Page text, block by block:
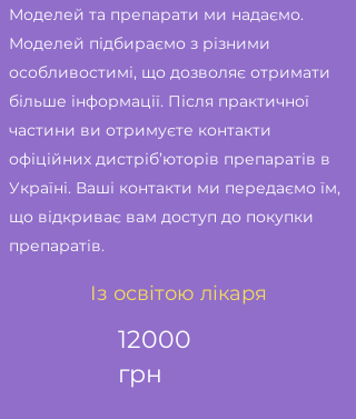
Моделей та препарати ми надаємо.
Моделей підбираємо з різними
особливостимі, що дозволяє отримати
більше інформації. Після практичної
частини ви отримуєте контакти
офіційних дистріб’юторів препаратів в
Україні. Ваші контакти ми передаємо їм,
що відкриває вам доступ до покупки
препаратів.
Із освітою лікаря
12000
грн